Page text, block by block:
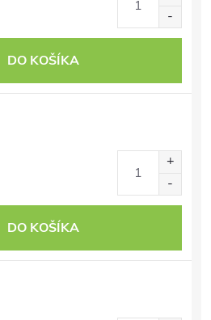
DO KOŠÍKA
DO KOŠÍKA